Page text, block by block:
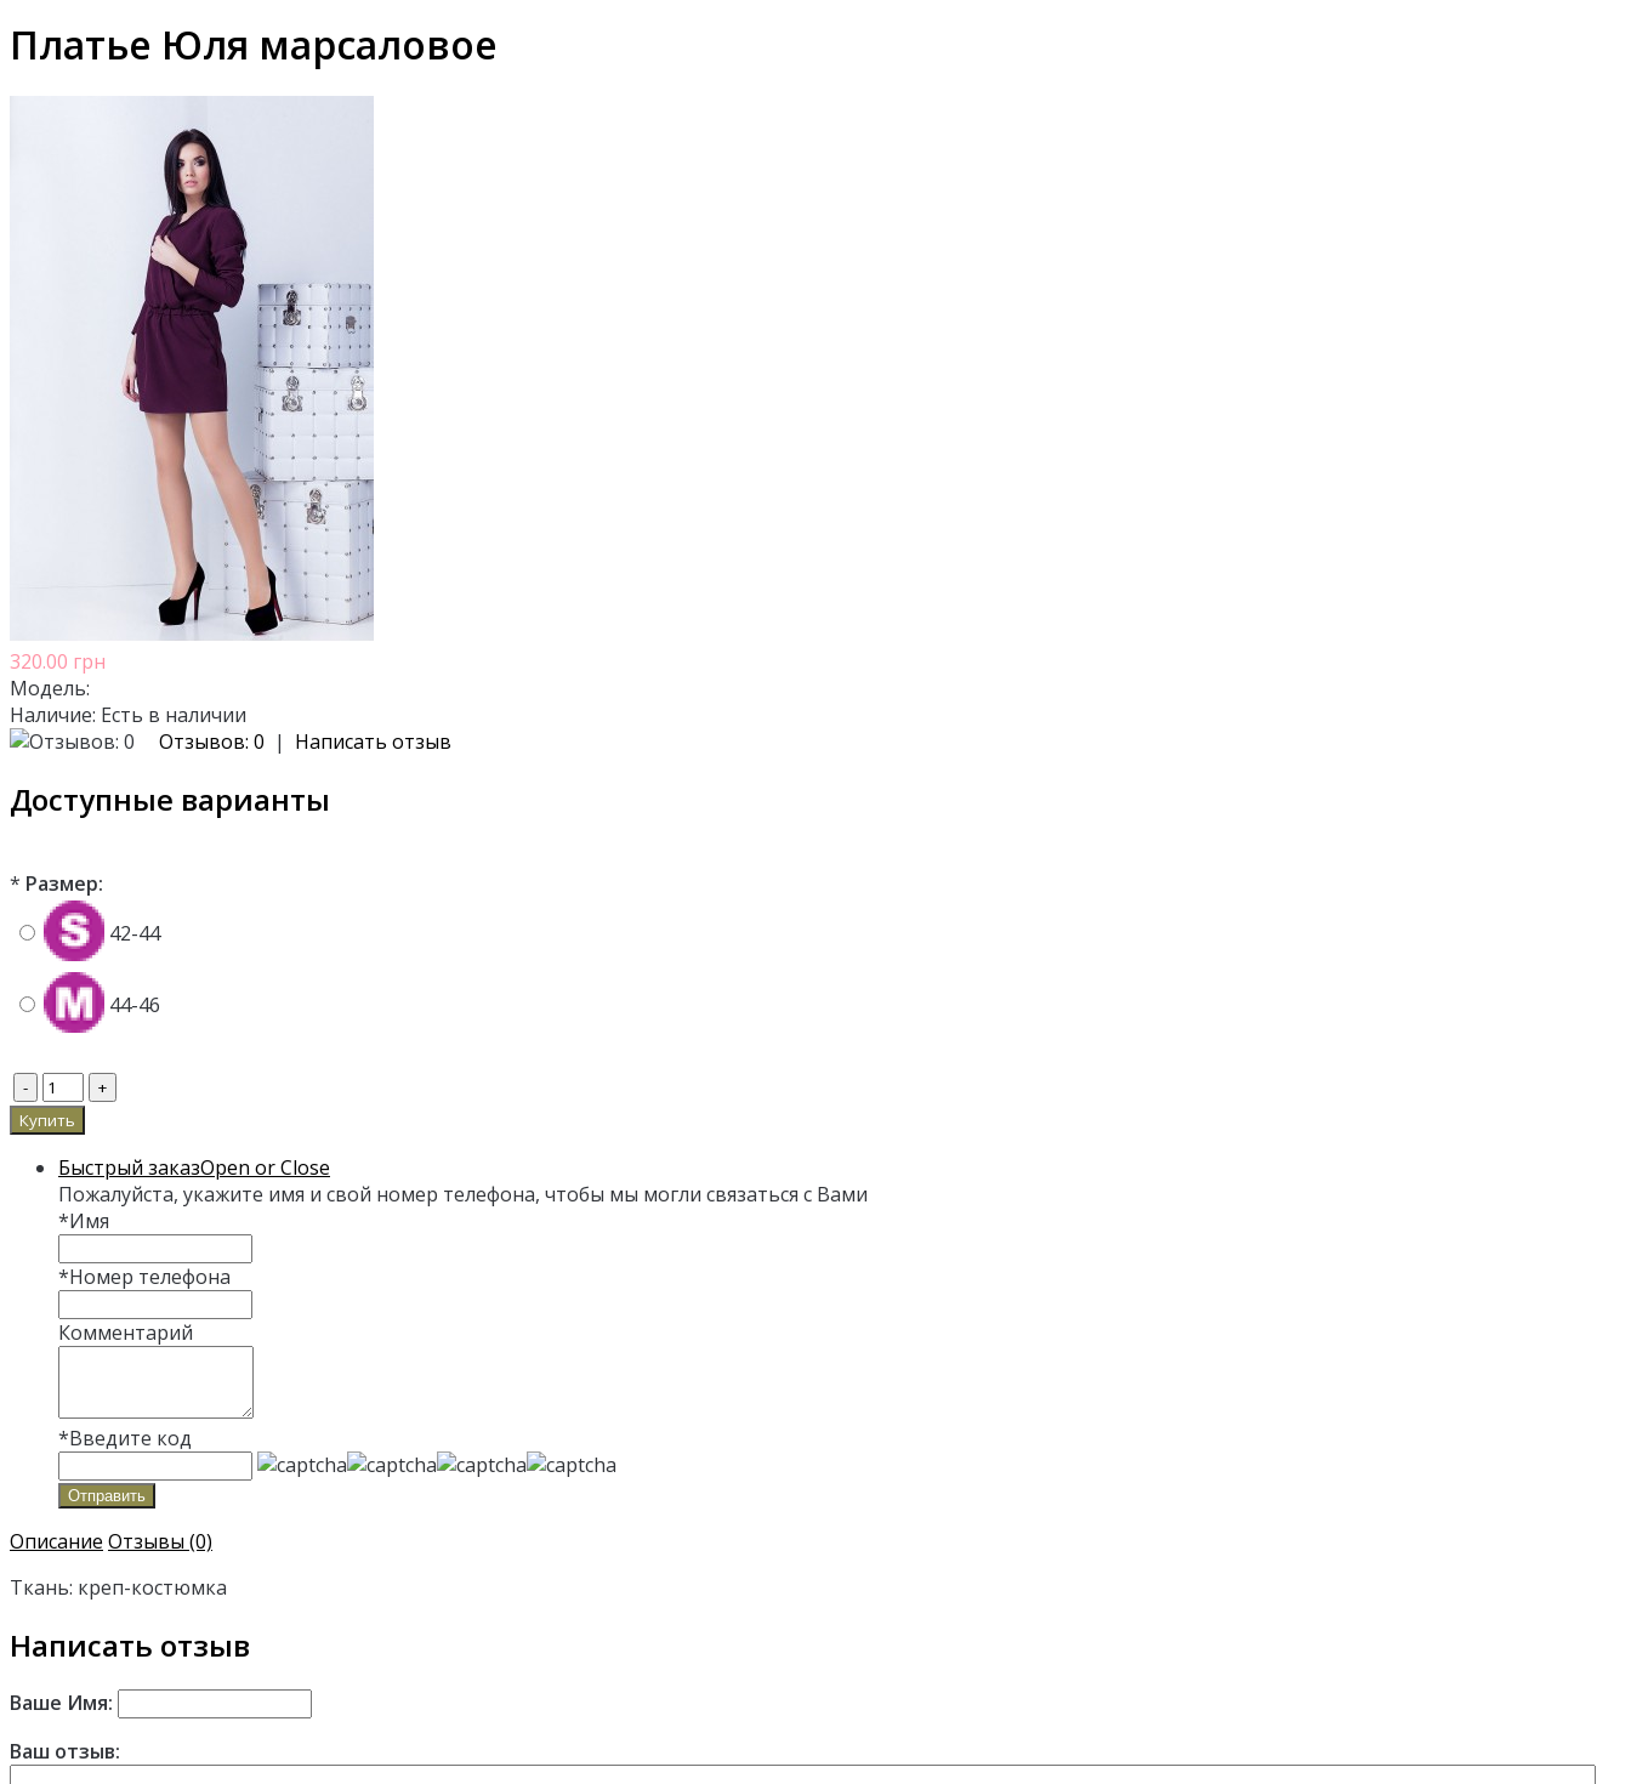
Платье Юля марсаловое
320.00 грн
Модель:
Наличие: Есть в наличии
Отзывов: 0 | Написать отзыв
Доступные варианты
* Размер:
42-44
44-46
Быстрый заказOpen or Close
Пожалуйста, укажите имя и свой номер телефона, чтобы мы могли связаться с Вами
*Имя
*Номер телефона
Комментарий
*Введите код
Отправить
Описание Отзывы (0)
Ткань: креп-костюмка
Написать отзыв
Ваше Имя:
Ваш отзыв: